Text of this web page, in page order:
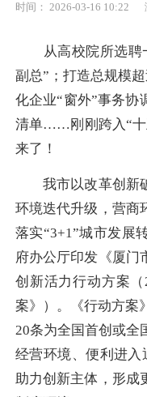
时间： 2026-03-16 10:22
从高校院所选聘
副总”；打造总规模
化企业“窗外”事务协
清单……刚刚跨入“十
来了！
我市以改革创新破
环境迭代升级，营商
落实“3+1”城市发展
府办公厅印发《厦门
创新活力行动方案
案》）。《行动方案
20条为全国首创或全
经营环境、便利进
助力创新主体，形成